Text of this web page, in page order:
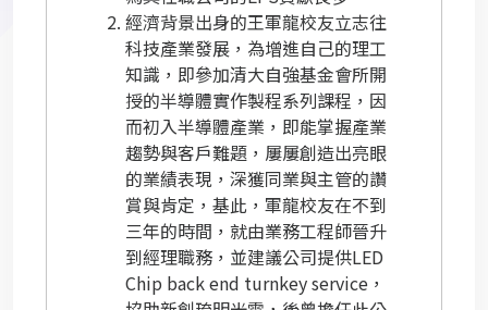
經濟背景出身的王軍龍校友立志往
科技產業發展，為增進自己的理工
知識，即參加清大自強基金會所開
授的半導體實作製程系列課程，因
而初入半導體產業，即能掌握產業
趨勢與客戶難題，屢屢創造出亮眼
的業績表現，深獲同業與主管的讚
賞與肯定，基此，軍龍校友在不到
三年的時間，就由業務工程師晉升
到經理職務，並建議公司提供LED
Chip back end turnkey service，